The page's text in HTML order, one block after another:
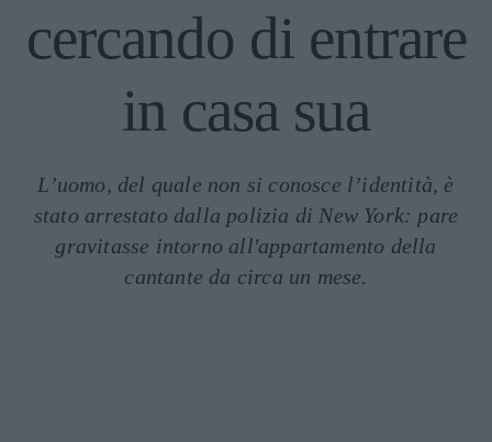
cercando di entrare
in casa sua
L’uomo, del quale non si conosce l’identità, è
stato arrestato dalla polizia di New York: pare
gravitasse intorno all'appartamento della
cantante da circa un mese.